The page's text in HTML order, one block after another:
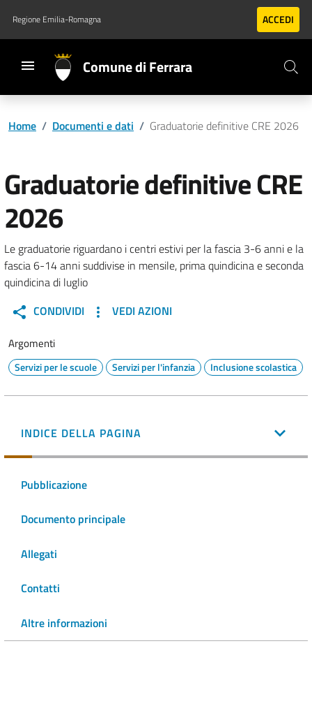
Vai al contenuto principale
Vai al footer
Regione Emilia-Romagna ACCEDI
Comune di Ferrara
Home / Documenti e dati / Graduatorie definitive CRE 2026
Graduatorie definitive CRE
2026
Le graduatorie riguardano i centri estivi per la fascia 3-6 anni e la
fascia 6-14 anni suddivise in mensile, prima quindicina e seconda
quindicina di luglio
CONDIVIDI
VEDI AZIONI
Argomenti
Servizi per le scuole Servizi per l'infanzia Inclusione scolastica
INDICE DELLA PAGINA
Pubblicazione
Documento principale
Allegati
Contatti
Altre informazioni